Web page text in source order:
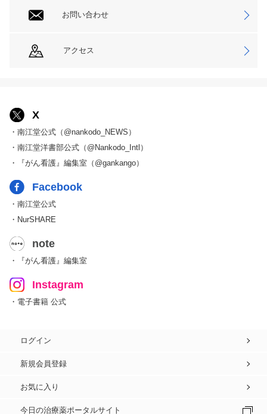
お問い合わせ
アクセス
X
・南江堂公式（@nankodo_NEWS）
・南江堂洋書部公式（@Nankodo_Intl）
・『がん看護』編集室（@gankango）
Facebook
・南江堂公式
・NurSHARE
note
・『がん看護』編集室
Instagram
・電子書籍 公式
ログイン
新規会員登録
お気に入り
今日の治療薬ポータルサイト